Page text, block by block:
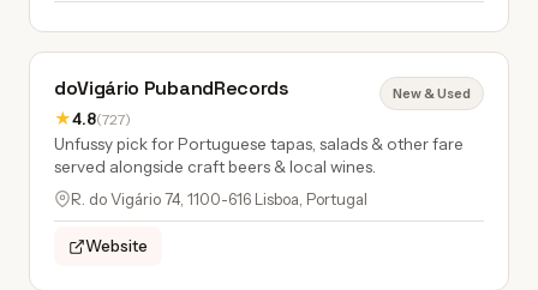
doVigário PubandRecords
★4.8(727)
New & Used
Unfussy pick for Portuguese tapas, salads & other fare
served alongside craft beers & local wines.
R. do Vigário 74, 1100-616 Lisboa, Portugal
Website